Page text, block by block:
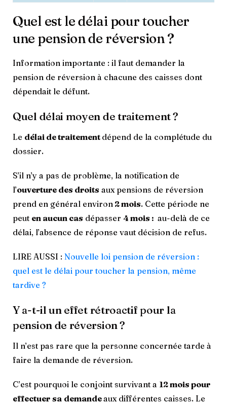
Quel est le délai pour toucher
une pension de réversion ?
Information importante : il faut demander la
pension de réversion à chacune des caisses dont
dépendait le défunt.
Quel délai moyen de traitement ?
Le délai de traitement dépend de la complétude du
dossier.
S’il n’y a pas de problème, la notification de
l’ouverture des droits aux pensions de réversion
prend en général environ 2 mois. Cette période ne
peut en aucun cas dépasser 4 mois : au-delà de ce
délai, l’absence de réponse vaut décision de refus.
LIRE AUSSI : Nouvelle loi pension de réversion :
quel est le délai pour toucher la pension, même
tardive ?
Y a-t-il un effet rétroactif pour la
pension de réversion ?
Il n’est pas rare que la personne concernée tarde à
faire la demande de réversion.
C’est pourquoi le conjoint survivant a 12 mois pour
effectuer sa demandeaux différentes caisses. Le